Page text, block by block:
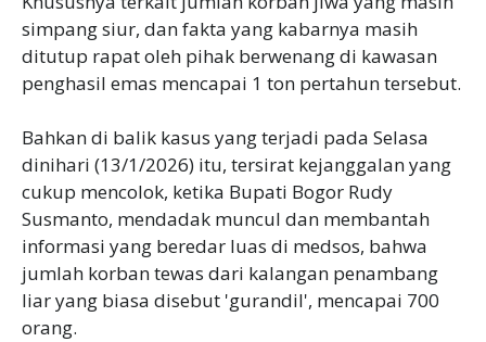
simpang siur, dan fakta yang kabarnya masih
ditutup rapat oleh pihak berwenang di kawasan
penghasil emas mencapai 1 ton pertahun tersebut.
Bahkan di balik kasus yang terjadi pada Selasa
dinihari (13/1/2026) itu, tersirat kejanggalan yang
cukup mencolok, ketika Bupati Bogor Rudy
Susmanto, mendadak muncul dan membantah
informasi yang beredar luas di medsos, bahwa
jumlah korban tewas dari kalangan penambang
liar yang biasa disebut 'gurandil', mencapai 700
orang.